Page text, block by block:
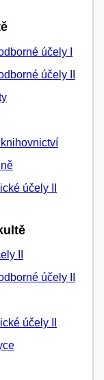
účely I
účely II
účely II
II
účely II
účely II